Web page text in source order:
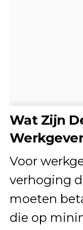
Wat Zijn
Voor
verhoging
moeten
die op